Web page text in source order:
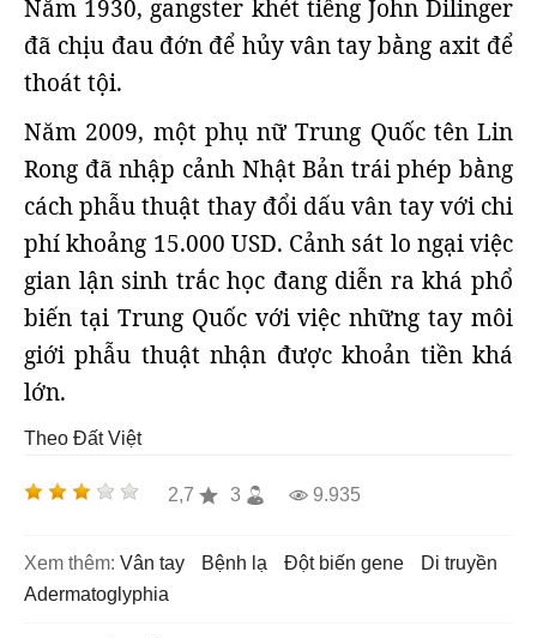
Năm 1930, gangster khét tiếng John Dilinger
đã chịu đau đớn để hủy vân tay bằng axit để
thoát tội.
Năm 2009, một phụ nữ Trung Quốc tên Lin
Rong đã nhập cảnh Nhật Bản trái phép bằng
cách phẫu thuật thay đổi dấu vân tay với chi
phí khoảng 15.000 USD. Cảnh sát lo ngại việc
gian lận sinh trắc học đang diễn ra khá phổ
biến tại Trung Quốc với việc những tay môi
giới phẫu thuật nhận được khoản tiền khá
lớn.
Theo Đất Việt
2,7 3 9.935
Xem thêm: vân tay bệnh lạ đột biến gene
di truyền
adermatoglyphia